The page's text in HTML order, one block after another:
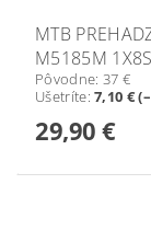
MTB
M5185M
Pôvodne: 37 €
Ušetríte:7,10 €
29,90 €